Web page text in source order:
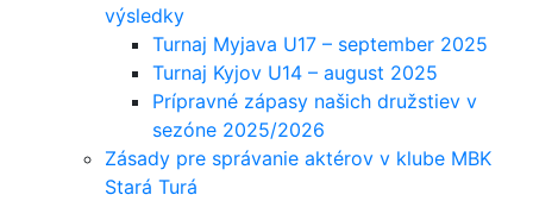
výsledky
Turnaj Myjava U17 – september 2025
Turnaj Kyjov U14 – august 2025
Prípravné zápasy našich družstiev v
sezóne 2025/2026
Zásady pre správanie aktérov v klube MBK
Stará Turá